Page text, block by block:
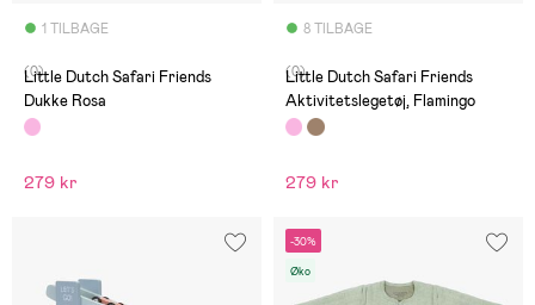
1 TILBAGE
(0)
Little Dutch Safari Friends
Dukke Rosa
279 kr
8 TILBAGE
(0)
Little Dutch Safari Friends
Aktivitetslegetøj, Flamingo
279 kr
-30%
Øko